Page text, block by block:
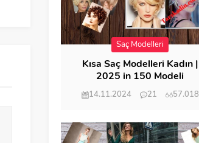
Saç Modelleri
Kısa Saç Modelleri Kadın |
2025 in 150 Modeli
14.11.2024 21 57.018